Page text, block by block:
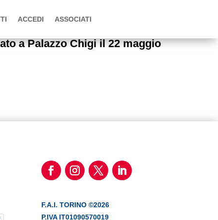
ACCEDI ASSOCIATI
a Palazzo Chigi il 22 maggio
F.A.I. TORINO ©2026
P.IVA IT01090570019